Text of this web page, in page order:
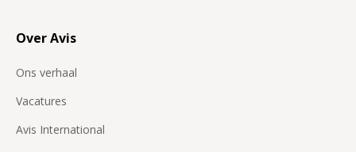
Over Avis
Ons verhaal
Vacatures
Avis International